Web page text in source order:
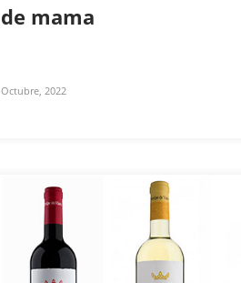
de mama
Octubre, 2022